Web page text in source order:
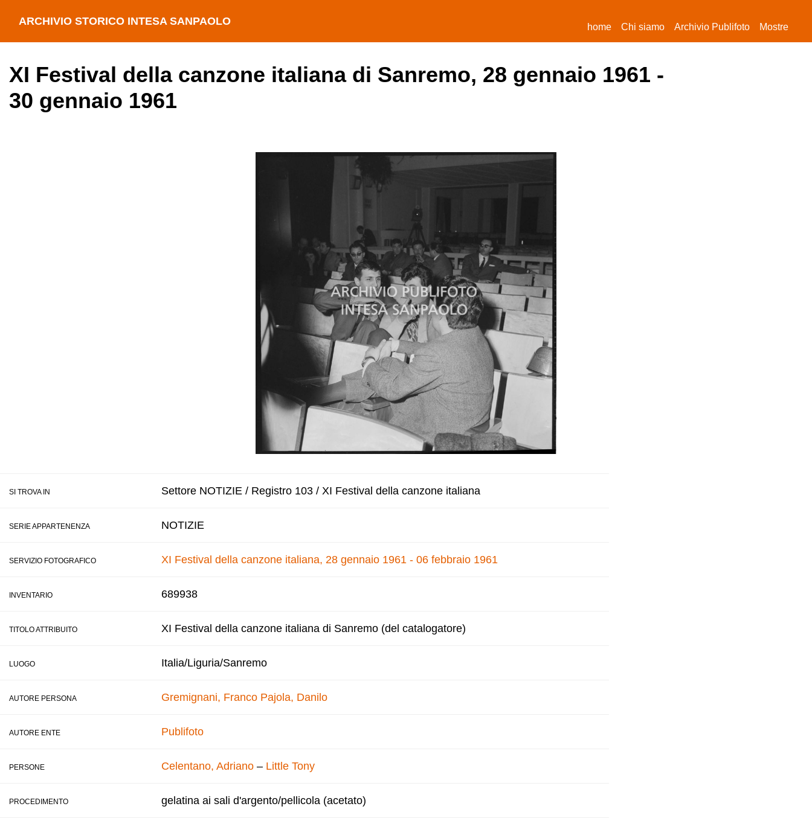
ARCHIVIO STORICO INTESA SANPAOLO home(current)
Chi siamo Archivio Publifoto Mostre
XI Festival della canzone italiana di Sanremo, 28 gennaio 1961 -
30 gennaio 1961
SI TROVA IN Settore NOTIZIE / Registro 103 / XI Festival della canzone italiana
SERIE APPARTENENZA NOTIZIE
SERVIZIO FOTOGRAFICO XI Festival della canzone italiana, 28 gennaio 1961 - 06 febbraio 1961
INVENTARIO 689938
TITOLO ATTRIBUITO XI Festival della canzone italiana di Sanremo (del catalogatore)
LUOGO Italia/Liguria/Sanremo
AUTORE PERSONA Gremignani, Franco Pajola, Danilo
AUTORE ENTE Publifoto
PERSONE Celentano, Adriano – Little Tony
PROCEDIMENTO gelatina ai sali d'argento/pellicola (acetato)